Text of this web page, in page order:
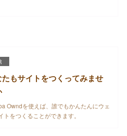
たもサイトをつくってみませ
Owndを使えば、誰でもかんたんにウェ
トをつくることができます。